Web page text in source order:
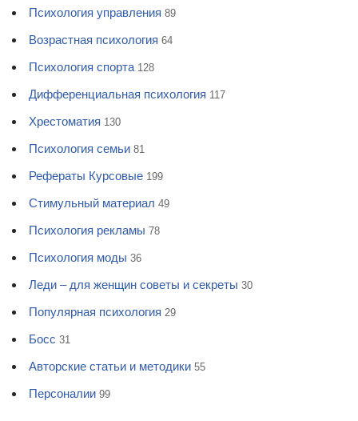
Психология управления 89
Возрастная психология 64
Психология спорта 128
Дифференциальная психология 117
Хрестоматия 130
Психология семьи 81
Рефераты Курсовые 199
Стимульный материал 49
Психология рекламы 78
Психология моды 36
Леди – для женщин советы и секреты 30
Популярная психология 29
Босс 31
Авторские статьи и методики 55
Персоналии 99